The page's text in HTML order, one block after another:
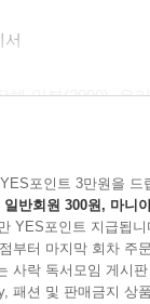
서
해 일본(2000), 우
60개의 ‘먼’나
했다.
여러 번의 개정
항상 새로이 쓰여
살아 있는 현장
포인트 3만원을 드
일반회원 300원, 마니
YES포인트 지급됩니
부터 마지막 회차 주
사락 독서모임 게시
패션 및 판매금지 상